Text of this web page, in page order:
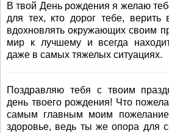
В твой День рождения я желаю
для тех, кто дорог тебе,
вдохновлять окружающих своим
мир к лучшему и всегда
даже в самых тяжелых ситуациях.
Поздравляю тебя с твоим
день твоего рождения! Что
самым главным моим
здоровье, ведь ты же опора для